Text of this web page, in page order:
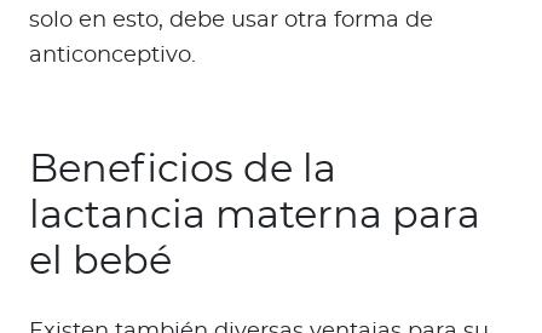
solo en esto, debe usar otra forma de
anticonceptivo.
Beneficios de la
lactancia materna para
el bebé